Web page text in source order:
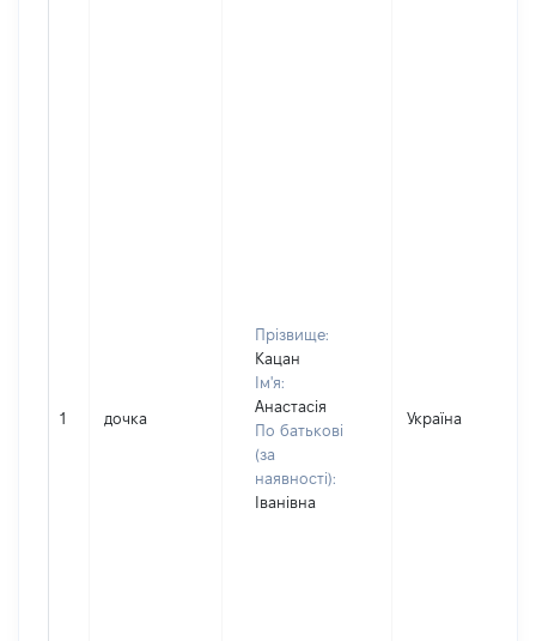
1 дочка
Прізвище:
Кацан
Ім'я:
Анастасія
По батькові
(за
наявності):
Іванівна
Україна